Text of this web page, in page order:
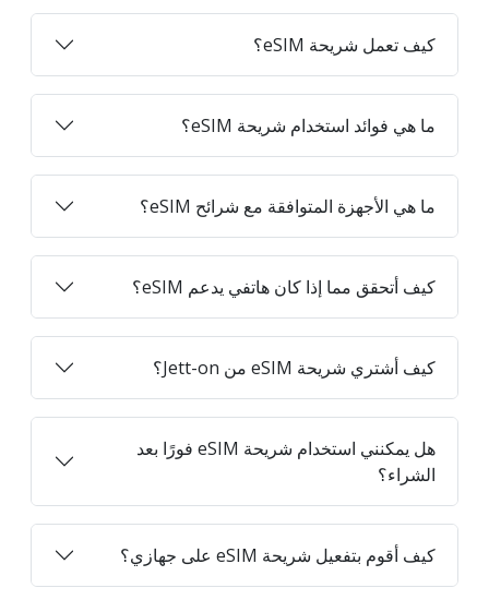
كيف تعمل شريحة eSIM؟
ما هي فوائد استخدام شريحة eSIM؟
ما هي الأجهزة المتوافقة مع شرائح eSIM؟
كيف أتحقق مما إذا كان هاتفي يدعم eSIM؟
كيف أشتري شريحة eSIM من Jett-on؟
هل يمكنني استخدام شريحة eSIM فورًا بعد
الشراء؟
كيف أقوم بتفعيل شريحة eSIM على جهازي؟